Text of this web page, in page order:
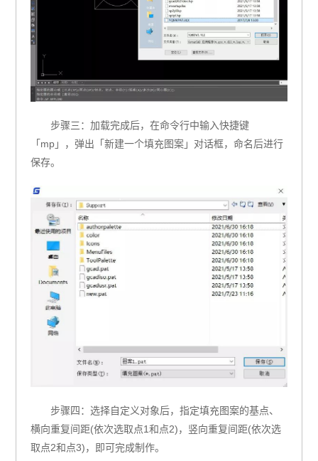
步骤三：加载完成后，在命令行中输入快捷键
「mp」，弹出「新建一个填充图案」对话框，命名后进行
保存。
步骤四：选择自定义对象后，指定填充图案的基点、
横向重复间距(依次选取点1和点2)，竖向重复间距(依次选
取点2和点3)，即可完成制作。